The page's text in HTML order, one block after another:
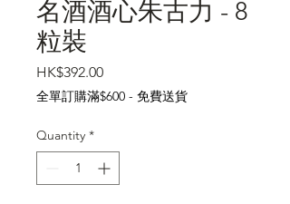
名酒酒心朱古力 - 8
粒裝
HK$392.00Price
全單訂購滿$600 - 免費送貨
Quantity *